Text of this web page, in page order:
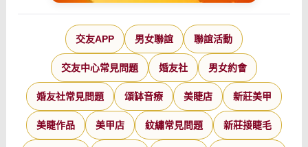
交友APP 男女聯誼 聯誼活動
交友中心常見問題 婚友社 男女約會
婚友社常見問題 頌缽音療 美睫店 新莊美甲
美睫作品 美甲店 紋繡常見問題 新莊接睫毛